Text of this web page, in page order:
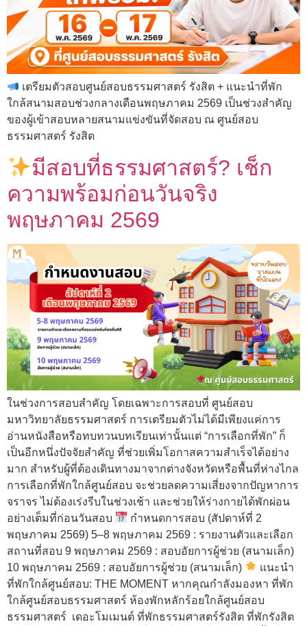
เตรียมตัวสอบศูนย์สอบธรรมศาสตร์ รังสิต + แนะนำที่พัก
ใกล้สนามสอบช่วงกลางเดือนพฤษภาคม 2569 เป็นช่วงสำคัญ
ของผู้เข้าสอบหลายสนามแข่งขันที่จัดสอบ ณ ศูนย์สอบ
ธรรมศาสตร์ รังสิต
มีสอบที่ธรรมศาสตร์? เช็ก
ความพร้อมก่อนวันจริง
พฤษภาคม 2569
ในช่วงการสอบสำคัญ โดยเฉพาะการสอบที่ ศูนย์สอบ
มหาวิทยาลัยธรรมศาสตร์ การเตรียมตัวไม่ได้มีเพียงแค่การ
อ่านหนังสือหรือทบทวนบทเรียนเท่านั้นแต่ “การเลือกที่พัก” ก็
เป็นอีกหนึ่งปัจจัยสำคัญ ที่ช่วยเพิ่มโอกาสความสำเร็จได้อย่าง
มาก สำหรับผู้ที่ต้องเดินทางมาจากต่างจังหวัดหรือพื้นที่ห่างไกล
การเลือกที่พักใกล้ศูนย์สอบ จะช่วยลดความเสี่ยงจากปัญหาการ
จราจร ไม่ต้องเร่งรีบในช่วงเช้า และช่วยให้ร่างกายได้พักผ่อน
อย่างเต็มที่ก่อนวันสอบ
กำหนดการสอบ (สัปดาห์ที่ 2
พฤษภาคม 2569) 5–8 พฤษภาคม 2569 : รายงานตัวและเลือก
สถานที่สอบ 9 พฤษภาคม 2569 : สอบอัยการผู้ช่วย (สนามเล็ก)
10 พฤษภาคม 2569 : สอบอัยการผู้ช่วย (สนามเล็ก)
แนะนำ
ที่พักใกล้ศูนย์สอบ: THE MOMENT หากคุณกำลังมองหา ที่พัก
ใกล้ศูนย์สอบธรรมศาสตร์ ห้องพักหลักร้อยใกล้ศูนย์สอบ
ธรรมศาสตร์ เดอะโมเมนต์ ที่พักธรรมศาสตร์รังสิต ที่พักรังสิต